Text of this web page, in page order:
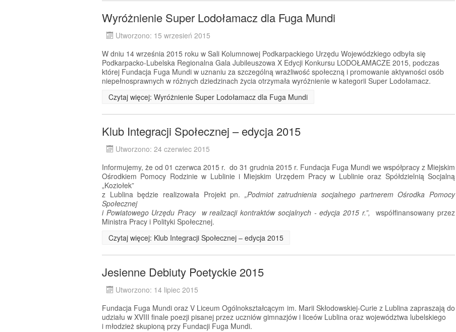
Wyróżnienie Super Lodołamacz dla Fuga Mundi
Utworzono: 15 wrzesień 2015
W dniu 14 września 2015 roku w Sali Kolumnowej Podkarpackiego Urzędu Wojewódzkiego odbyła się
Podkarpacko-Lubelska Regionalna Gala Jubileuszowa X Edycji Konkursu LODOŁAMACZE 2015, podczas
której Fundacja Fuga Mundi w uznaniu za szczególną wrażliwość społeczną i promowanie aktywności osób
niepełnosprawnych w różnych dziedzinach życia otrzymała wyróżnienie w kategorii Super Lodołamacz.
Czytaj więcej: Wyróżnienie Super Lodołamacz dla Fuga Mundi
Klub Integracji Społecznej – edycja 2015
Utworzono: 24 czerwiec 2015
Informujemy, że od 01 czerwca 2015 r. do 31 grudnia 2015 r. Fundacja Fuga Mundi we współpracy z Miejskim
Ośrodkiem Pomocy Rodzinie w Lublinie i Miejskim Urzędem Pracy w Lublinie oraz Spółdzielnią Socjalną
„Koziołek”
z Lublina będzie realizowała Projekt pn. „Podmiot zatrudnienia socjalnego partnerem Ośrodka Pomocy
Społecznej
i Powiatowego Urzędu Pracy w realizacji kontraktów socjalnych - edycja 2015 r.”,współfinansowany przez
Ministra Pracy i Polityki Społecznej.
Czytaj więcej: Klub Integracji Społecznej – edycja 2015
Jesienne Debiuty Poetyckie 2015
Utworzono: 14 lipiec 2015
Fundacja Fuga Mundi oraz V Liceum Ogólnokształcącym im. Marii Skłodowskiej-Curie z Lublina zapraszają do
udziału w XVIII finale poezji pisanej przez uczniów gimnazjów i liceów Lublina oraz województwa lubelskiego
i młodzież skupioną przy Fundacji Fuga Mundi.